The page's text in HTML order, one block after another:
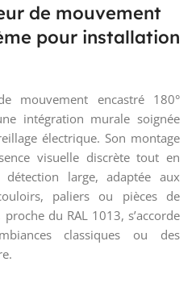
de mouvement
pour installation
mouvement encastré 180°
intégration murale soignée
électrique. Son montage
visuelle discrète tout en
large, adaptée aux
paliers ou pièces de
du RAL 1013, s’accorde
classiques ou des